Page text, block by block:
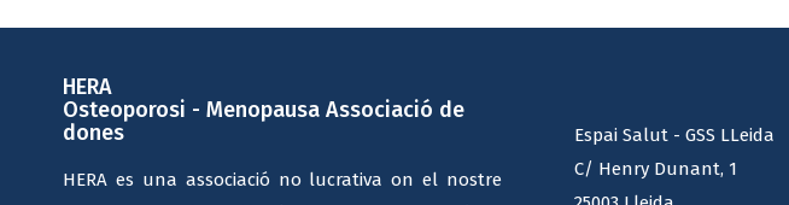
HERA
Osteoporosi - Menopausa Associació de
dones
HERA es una associació no lucrativa on el nostre
Espai Salut - GSS LLeida
C/ Henry Dunant, 1